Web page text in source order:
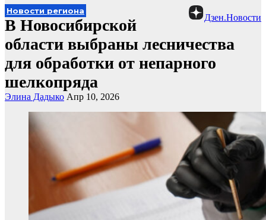
Дзен.Новости
Новости региона
В Новосибирской
области выбраны лесничества
для обработки от непарного
шелкопряда
Элина Дадыко Апр 10, 2026